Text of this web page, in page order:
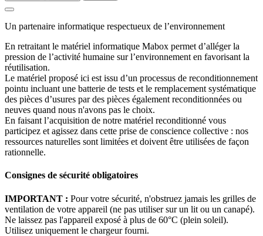
Un partenaire informatique respectueux de l’environnement
En retraitant le matériel informatique Mabox permet d’alléger la
pression de l’activité humaine sur l’environnement en favorisant la
réutilisation.
Le matériel proposé ici est issu d’un processus de reconditionnement
pointu incluant une batterie de tests et le remplacement systématique
des pièces d’usures par des pièces également reconditionnées ou
neuves quand nous n'avons pas le choix.
En faisant l’acquisition de notre matériel reconditionné vous
participez et agissez dans cette prise de conscience collective : nos
ressources naturelles sont limitées et doivent être utilisées de façon
rationnelle.
Consignes de sécurité obligatoires
IMPORTANT : Pour votre sécurité, n'obstruez jamais les grilles de
ventilation de votre appareil (ne pas utiliser sur un lit ou un canapé).
Ne laissez pas l'appareil exposé à plus de 60°C (plein soleil).
Utilisez uniquement le chargeur fourni.